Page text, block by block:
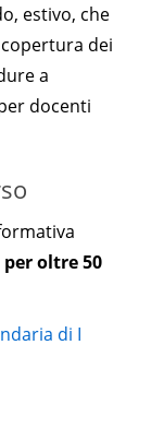
estivo, che
dei
a
docenti
oltre 50
di I